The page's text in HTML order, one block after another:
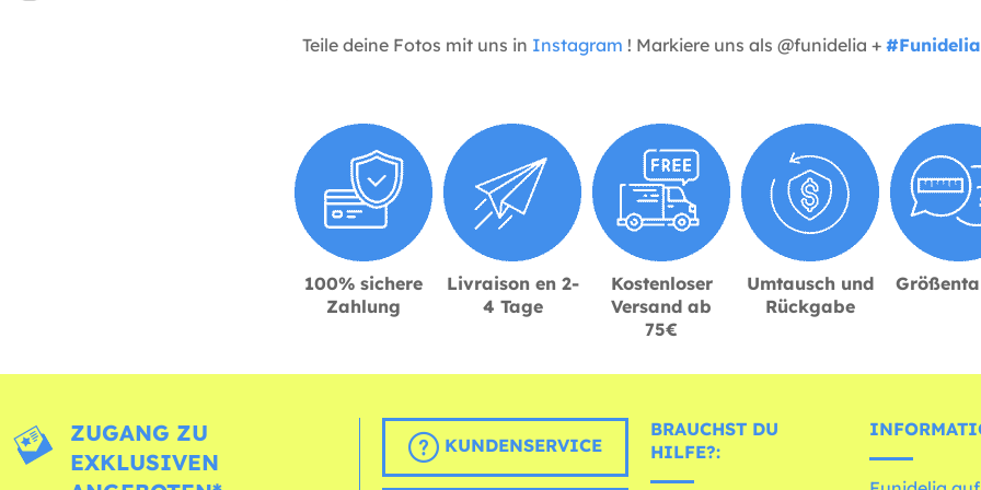
Teile deine Fotos mit uns in Instagram ! Markiere uns als @funidelia + #Funidelia
100% sichere
Zahlung
Livraison en 2-
4 Tage
Kostenloser
Versand ab
75€
Umtausch und
Rückgabe
ZUGANG ZU
EXKLUSIVEN
KUNDENSERVICE
BRAUCHST DU
HILFE?: